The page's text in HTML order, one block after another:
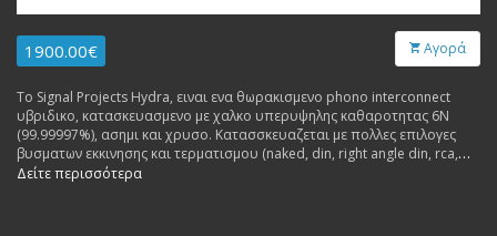
1900.00€ Αγορά
Το Signal Projects Hydra, ειναι ενα θωρακισμενο phono interconnect
υβριδικο, κατασκευασμενο με χαλκο υπερυψηλης καθαροτητας 6N
(99.99997%), ασημι και χρυσο. Κατασσκευαζεται με πολλες επιλογες
βυσματων εκκινησης και τερματισμου (naked, din, right angle din, rca,
xlr).
Δείτε περισσότερα